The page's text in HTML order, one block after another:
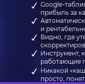
Никакой
просто,
Google-
прибыль за
и
Видно, где
Инструмент,
работающие